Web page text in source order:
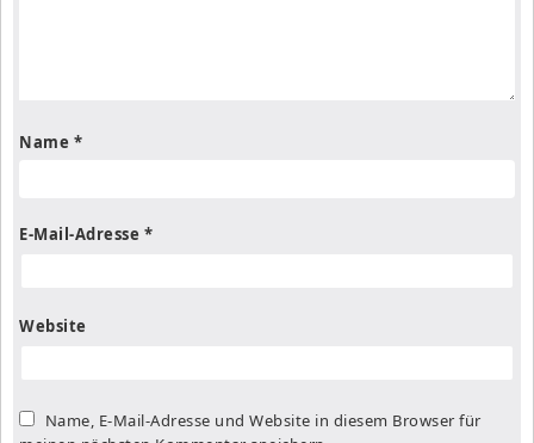
Name *
E-Mail-Adresse *
Website
Name, E-Mail-Adresse und Website in diesem Browser für